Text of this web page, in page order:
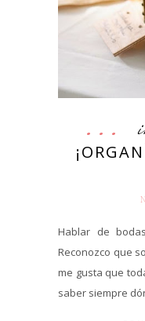
Hablar de
Reconozco que
me gusta que
saber siempre